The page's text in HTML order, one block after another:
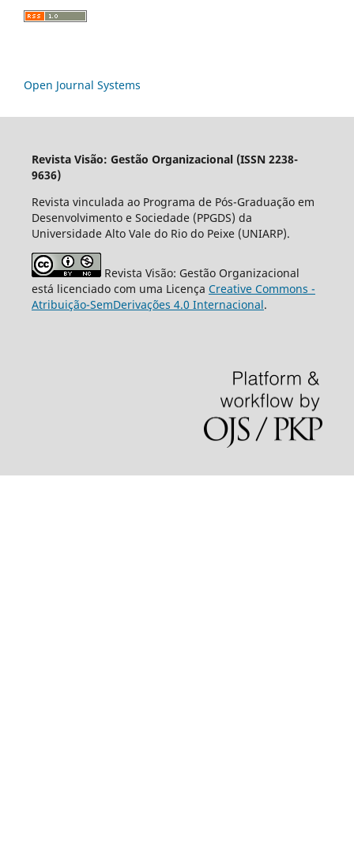
Open Journal Systems
Revista Visão: Gestão Organizacional (ISSN 2238-
9636)
Revista vinculada ao Programa de Pós-Graduação em
Desenvolvimento e Sociedade (PPGDS) da
Universidade Alto Vale do Rio do Peixe (UNIARP).
Revista Visão: Gestão Organizacional
está licenciado com uma Licença Creative Commons -
Atribuição-SemDerivações 4.0 Internacional.